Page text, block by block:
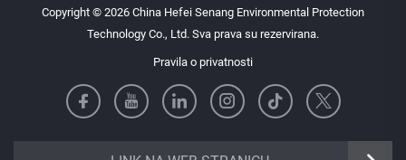
Copyright © 2026 China Hefei Senang Environmental Protection
Technology Co., Ltd. Sva prava su rezervirana.
Pravila o privatnosti